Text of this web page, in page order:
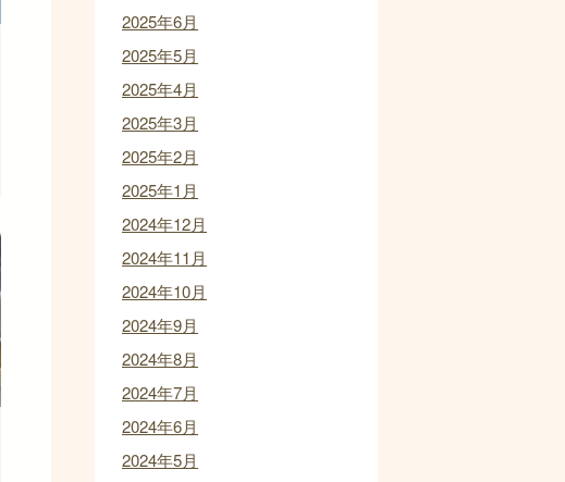
2025年6月
2025年5月
2025年4月
2025年3月
2025年2月
2025年1月
2024年12月
2024年11月
2024年10月
2024年9月
2024年8月
2024年7月
2024年6月
2024年5月